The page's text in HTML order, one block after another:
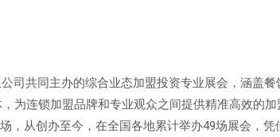
司共同主办的综合业态加盟投资专业展会，涵盖
为连锁加盟品牌和专业观众之间提供精准高效的
从创办至今，在全国各地累计举办49场展会，